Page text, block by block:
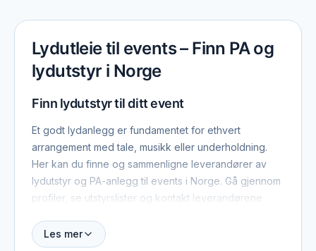
Lydutleie til events – Finn PA og
lydutstyr i Norge
Finn lydutstyr til ditt event
Et godt lydanlegg er fundamentet for ethvert
arrangement med tale, musikk eller underholdning.
Her kan du finne og sammenligne leverandører av
lydutstyr og PA-anlegg til events i Norge. Gå gjennom
profiler, se utstyrslister og kontakt leverandørene
Les mer